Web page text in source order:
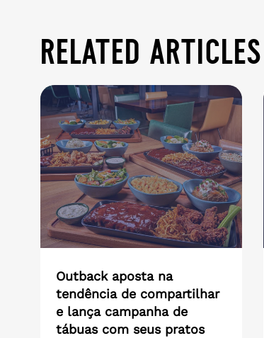
related articles
Outback aposta na
tendência de compartilhar
e lança campanha de
tábuas com seus pratos